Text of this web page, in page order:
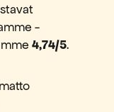
-
4,74/5.